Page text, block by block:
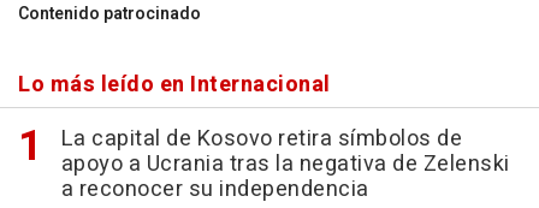
Contenido patrocinado
Lo más leído en Internacional
La capital de Kosovo retira símbolos de
apoyo a Ucrania tras la negativa de Zelenski
a reconocer su independencia